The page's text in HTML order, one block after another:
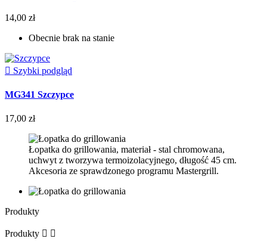
14,00 zł
Obecnie brak na stanie
 Szybki podgląd
MG341 Szczypce
17,00 zł
Łopatka do grillowania, materiał - stal chromowana,
uchwyt z tworzywa termoizolacyjnego, długość 45 cm.
Akcesoria ze sprawdzonego programu Mastergrill.
Produkty
Produkty  